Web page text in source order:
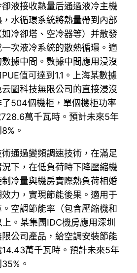
液接收熱量后通過液冷主機
水循環系統將熱量帶到內部
冷卻塔、空冷器等）并散發
次液冷系統的散熱循環。適
據中間。數據中間應用浸沒
值可達到1.1。上海某數據
圖科技無限公司的直接浸沒
504個機柜，單個機柜功率
萬千瓦時。預計未來5年
。
通過變頻調速技術，在滿足
下，在低負荷時下降壓縮機
冷量與機房實際熱負荷相婚
力，實現節能後果。適用于
空調節能率（包含壓縮機和
。某集團IDC機房應用深圳
公司產品，給空調安裝節能
萬千瓦時。預計未來5年
。